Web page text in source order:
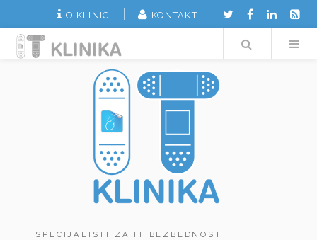
O KLINICI KONTAKT
Search
SPECIJALISTI ZA IT BEZBEDNOST